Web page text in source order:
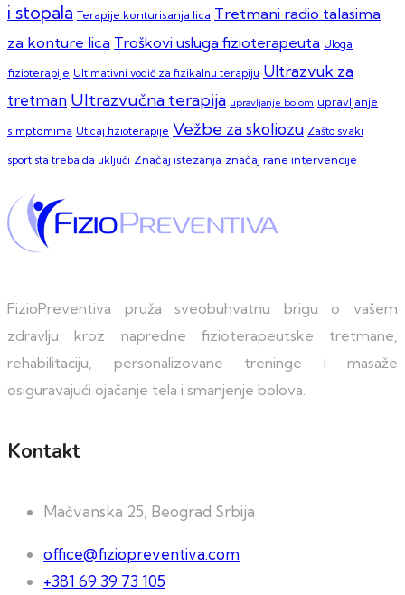
i stopala Terapije konturisanja lica Tretmani radio talasima
za konture lica Troškovi usluga fizioterapeuta Uloga
fizioterapije Ultimativni vodič za fizikalnu terapiju Ultrazvuk za
tretman Ultrazvučna terapija upravljanje bolom upravljanje
simptomima Uticaj fizioterapije Vežbe za skoliozu Zašto svaki
sportista treba da uključi Značaj istezanja značaj rane intervencije
FizioPreventiva pruža sveobuhvatnu brigu o vašem
zdravlju kroz napredne fizioterapeutske tretmane,
rehabilitaciju, personalizovane treninge i masaže
osiguravajući ojačanje tela i smanjenje bolova.
Kontakt
Mačvanska 25, Beograd Srbija
office@fiziopreventiva.com
+381 69 39 73 105